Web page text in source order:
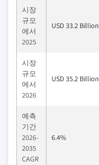
시장
규모
에서
2025
USD 33.2 Billion
시장
규모
에서
2026
USD 35.2 Billion
예측
기간
2026-
2035
CAGR
6.4%